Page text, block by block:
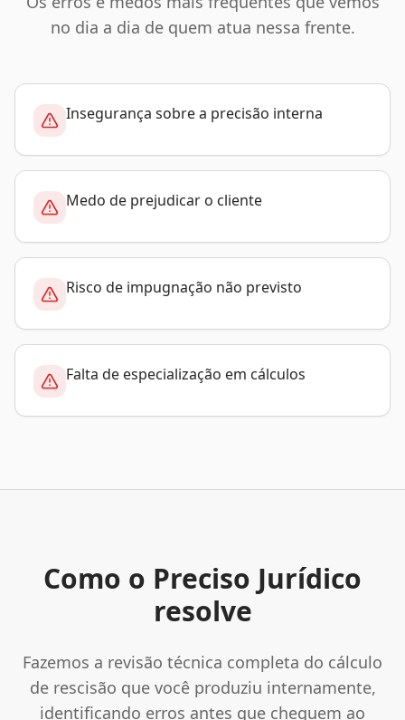
no dia a dia de quem atua nessa frente.
Insegurança sobre a precisão interna
Medo de prejudicar o cliente
Risco de impugnação não previsto
Falta de especialização em cálculos
Como o Preciso Jurídico
resolve
Fazemos a revisão técnica completa do cálculo
de rescisão que você produziu internamente,
identificando erros antes que cheguem ao